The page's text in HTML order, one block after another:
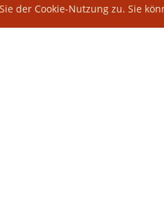
der Cookie-Nutzung zu. Sie